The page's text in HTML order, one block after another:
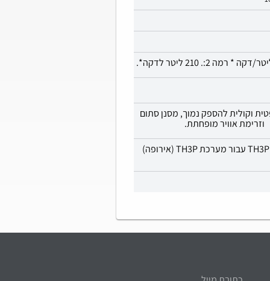
וקולית להספק נמוך, מסנן סתום
וזרימת אוויר מופחתת.